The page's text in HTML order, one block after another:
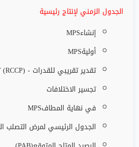
الجدول الزمني لإنتاج رئيسية
إنشاءMPS
أوليةMPS
تقدير تقريبي للقدرات (RCCP) -
تجسير الاختلافات
في نهاية المطافMPS
الجدول الرئيسي لمرض التصلب